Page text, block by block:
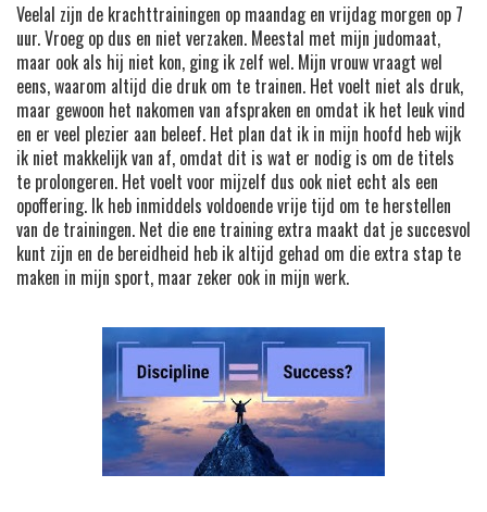
Veelal zijn de krachttrainingen op maandag en vrijdag morgen op 7
uur. Vroeg op dus en niet verzaken. Meestal met mijn judomaat,
maar ook als hij niet kon, ging ik zelf wel. Mijn vrouw vraagt wel
eens, waarom altijd die druk om te trainen. Het voelt niet als druk,
maar gewoon het nakomen van afspraken en omdat ik het leuk vind
en er veel plezier aan beleef. Het plan dat ik in mijn hoofd heb wijk
ik niet makkelijk van af, omdat dit is wat er nodig is om de titels
te prolongeren. Het voelt voor mijzelf dus ook niet echt als een
opoffering. Ik heb inmiddels voldoende vrije tijd om te herstellen
van de trainingen. Net die ene training extra maakt dat je succesvol
kunt zijn en de bereidheid heb ik altijd gehad om die extra stap te
maken in mijn sport, maar zeker ook in mijn werk.